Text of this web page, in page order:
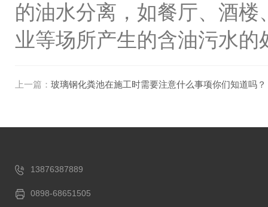
的油水分离，如餐厅、酒
业等场所产生的含油污水
上一篇： 玻璃钢化粪池在施工时需要注意什么事项你们知道吗？
13876387889
0898-68651505